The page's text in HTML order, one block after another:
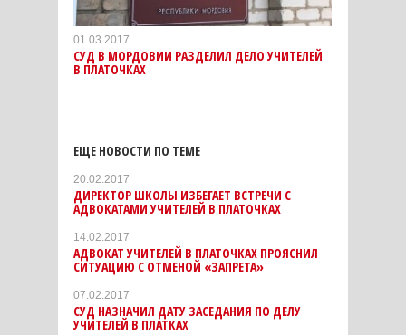
01.03.2017
СУД В МОРДОВИИ РАЗДЕЛИЛ ДЕЛО УЧИТЕЛЕЙ
В ПЛАТОЧКАХ
ЕЩЕ НОВОСТИ ПО ТЕМЕ
20.02.2017
ДИРЕКТОР ШКОЛЫ ИЗБЕГАЕТ ВСТРЕЧИ С
АДВОКАТАМИ УЧИТЕЛЕЙ В ПЛАТОЧКАХ
14.02.2017
АДВОКАТ УЧИТЕЛЕЙ В ПЛАТОЧКАХ ПРОЯСНИЛ
СИТУАЦИЮ С ОТМЕНОЙ «ЗАПРЕТА»
07.02.2017
СУД НАЗНАЧИЛ ДАТУ ЗАСЕДАНИЯ ПО ДЕЛУ
УЧИТЕЛЕЙ В ПЛАТКАХ